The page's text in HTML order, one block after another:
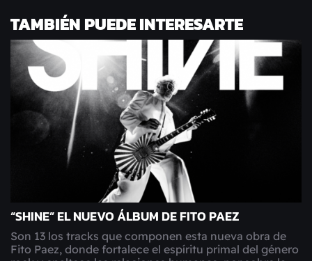
TAMBIÉN PUEDE INTERESARTE
“SHINE” EL NUEVO ÁLBUM DE FITO PAEZ
Son 13 los tracks que componen esta nueva obra de
Fito Paez, donde fortalece el espíritu primal del género